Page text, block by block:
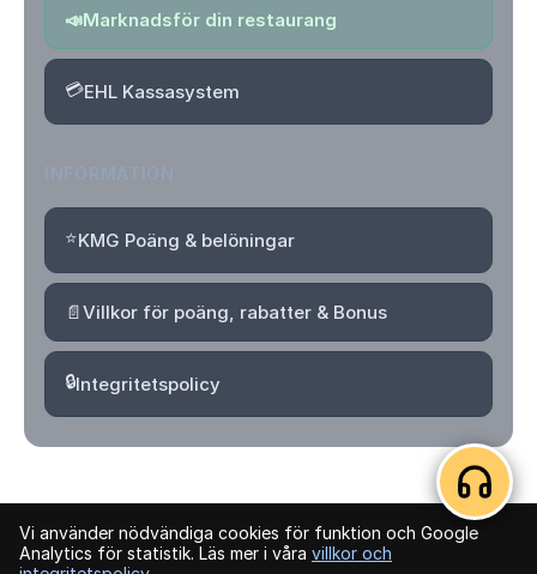
Vi använder nödvändiga cookies för funktion och Google
Analytics för statistik. Läs mer i våra villkor och
📣Marknadsför din restaurang
💳EHL Kassasystem
⭐KMG Poäng & belöningar
📄Villkor för poäng, rabatter & Bonus
🔒Integritetspolicy
© 2026 Kvartersmenyguiden. Alla rättigheter förbehållna.